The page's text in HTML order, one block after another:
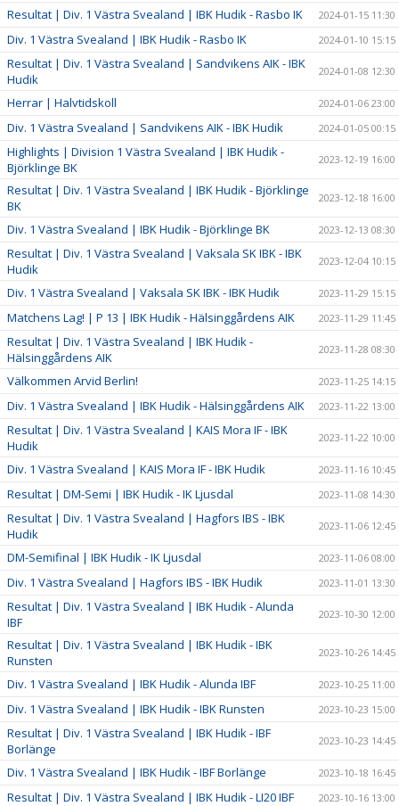
Resultat | Div. 1 Västra Svealand | IBK Hudik - Rasbo IK 2024-01-15 11:30
Div. 1 Västra Svealand | IBK Hudik - Rasbo IK 2024-01-10 15:15
Resultat | Div. 1 Västra Svealand | Sandvikens AIK - IBK
Hudik
2024-01-08 12:30
Herrar | Halvtidskoll 2024-01-06 23:00
Div. 1 Västra Svealand | Sandvikens AIK - IBK Hudik 2024-01-05 00:15
Highlights | Division 1 Västra Svealand | IBK Hudik -
Björklinge BK
2023-12-19 16:00
Resultat | Div. 1 Västra Svealand | IBK Hudik - Björklinge
BK
2023-12-18 16:00
Div. 1 Västra Svealand | IBK Hudik - Björklinge BK 2023-12-13 08:30
Resultat | Div. 1 Västra Svealand | Vaksala SK IBK - IBK
Hudik
2023-12-04 10:15
Div. 1 Västra Svealand | Vaksala SK IBK - IBK Hudik 2023-11-29 15:15
Matchens Lag! | P 13 | IBK Hudik - Hälsinggårdens AIK 2023-11-29 11:45
Resultat | Div. 1 Västra Svealand | IBK Hudik -
Hälsinggårdens AIK
2023-11-28 08:30
Välkommen Arvid Berlin! 2023-11-25 14:15
Div. 1 Västra Svealand | IBK Hudik - Hälsinggårdens AIK 2023-11-22 13:00
Resultat | Div. 1 Västra Svealand | KAIS Mora IF - IBK
Hudik
2023-11-22 10:00
Div. 1 Västra Svealand | KAIS Mora IF - IBK Hudik 2023-11-16 10:45
Resultat | DM-Semi | IBK Hudik - IK Ljusdal 2023-11-08 14:30
Resultat | Div. 1 Västra Svealand | Hagfors IBS - IBK
Hudik
2023-11-06 12:45
DM-Semifinal | IBK Hudik - IK Ljusdal 2023-11-06 08:00
Div. 1 Västra Svealand | Hagfors IBS - IBK Hudik 2023-11-01 13:30
Resultat | Div. 1 Västra Svealand | IBK Hudik - Alunda
IBF
2023-10-30 12:00
Resultat | Div. 1 Västra Svealand | IBK Hudik - IBK
Runsten
2023-10-26 14:45
Div. 1 Västra Svealand | IBK Hudik - Alunda IBF 2023-10-25 11:00
Div. 1 Västra Svealand | IBK Hudik - IBK Runsten 2023-10-23 15:00
Resultat | Div. 1 Västra Svealand | IBK Hudik - IBF
Borlänge
2023-10-23 14:45
Div. 1 Västra Svealand | IBK Hudik - IBF Borlänge 2023-10-18 16:45
Resultat | Div. 1 Västra Svealand | IBK Hudik - LI20 IBF 2023-10-16 13:00